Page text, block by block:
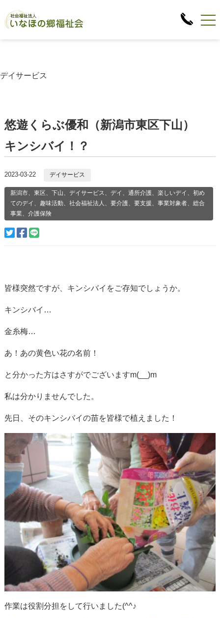
デイサービス
悠遊くらぶ優和（新潟市東区下山）
キンシバイ！？
2023-03-22 デイサービス
新潟市、東区、下山、デイサービス、デイ、通所介護、楽しいデイ、初め
てのデイ、趣味活動、社会福祉法人、要介護、要支援、事業対象者、総合
事業、介護保険
皆様突然ですが、キンシバイをご存知でしょうか。
キンシバイ…
金糸梅…
あ！あの黄色い花の名前！
と分かった方はさすがでございますm(__)m
私は分かりませんでした。
先日、そのキンシバイの苗を皆様で植えました！
作業は役割分担をして行いました(^^♪